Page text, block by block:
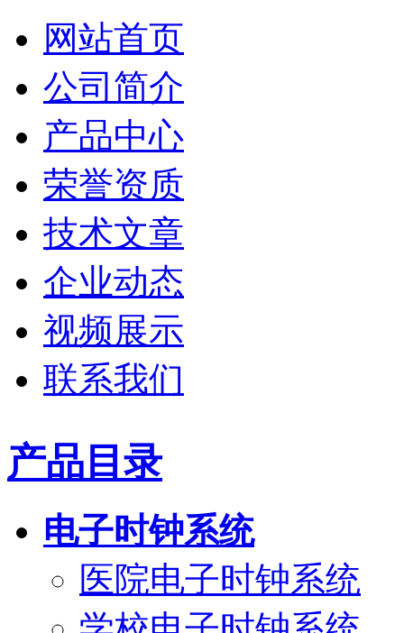
网站首页
公司简介
产品中心
荣誉资质
技术文章
企业动态
视频展示
联系我们
产品目录
电子时钟系统
医院电子时钟系统